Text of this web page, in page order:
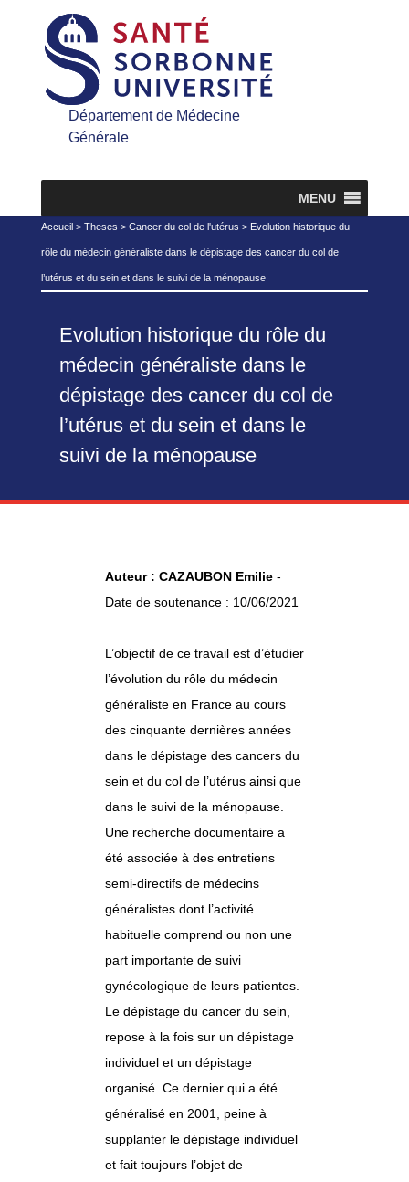
Département de Médecine
Générale
MENU
Accueil> Theses > Cancer du col de l'utérus > Evolution historique du
rôle du médecin généraliste dans le dépistage des cancer du col de
l’utérus et du sein et dans le suivi de la ménopause
Evolution historique du rôle du
médecin généraliste dans le
dépistage des cancer du col de
l’utérus et du sein et dans le
suivi de la ménopause
Auteur : CAZAUBON Emilie -
Date de soutenance : 10/06/2021
L’objectif de ce travail est d’étudier
l’évolution du rôle du médecin
généraliste en France au cours
des cinquante dernières années
dans le dépistage des cancers du
sein et du col de l’utérus ainsi que
dans le suivi de la ménopause.
Une recherche documentaire a
été associée à des entretiens
semi-directifs de médecins
généralistes dont l’activité
habituelle comprend ou non une
part importante de suivi
gynécologique de leurs patientes.
Le dépistage du cancer du sein,
repose à la fois sur un dépistage
individuel et un dépistage
organisé. Ce dernier qui a été
généralisé en 2001, peine à
supplanter le dépistage individuel
et fait toujours l’objet de